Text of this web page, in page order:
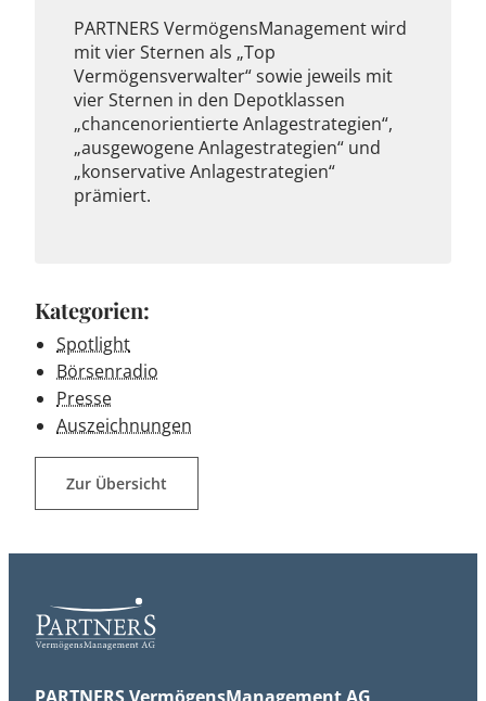
PARTNERS VermögensManagement wird
mit vier Sternen als „Top
Vermögensverwalter“ sowie jeweils mit
vier Sternen in den Depotklassen
„chancenorientierte Anlagestrategien“,
„ausgewogene Anlagestrategien“ und
„konservative Anlagestrategien“
prämiert.
Kategorien:
Spotlight
Börsenradio
Presse
Auszeichnungen
Zur Übersicht